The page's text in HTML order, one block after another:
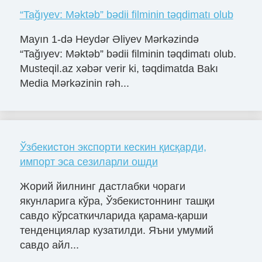
“Tağıyev: Məktəb” bədii filminin təqdimatı olub
Mayın 1-də Heydər Əliyev Mərkəzində
“Tağıyev: Məktəb” bədii filminin təqdimatı olub.
Musteqil.az xəbər verir ki, təqdimatda Bakı
Media Mərkəzinin rəh...
Ўзбекистон экспорти кескин қисқарди,
импорт эса сезиларли ошди
Жорий йилнинг дастлабки чораги
якунларига кўра, Ўзбекистоннинг ташқи
савдо кўрсаткичларида қарама-қарши
тенденциялар кузатилди. Яъни умумий
савдо айл...